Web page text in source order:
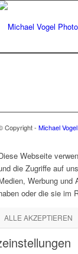
Copyright - Michael
Webseite
die Zugriffe auf
Werbung und
oder die sie im
ALLE AKZEPTIEREN